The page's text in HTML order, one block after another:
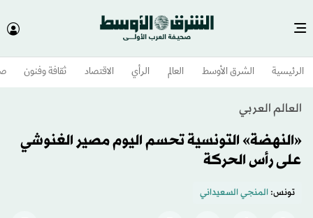
الرئيسية الشرق الأوسط​ العالم الرأي الاقتصاد ثقافة وفنون
العالم العربي
«النهضة» التونسية تحسم اليوم مصير الغنوشي
على رأس الحركة
تونس:المنجي السعيداني